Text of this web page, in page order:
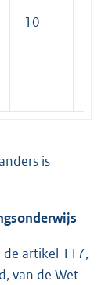
10
is
de artikel 117,
van de Wet